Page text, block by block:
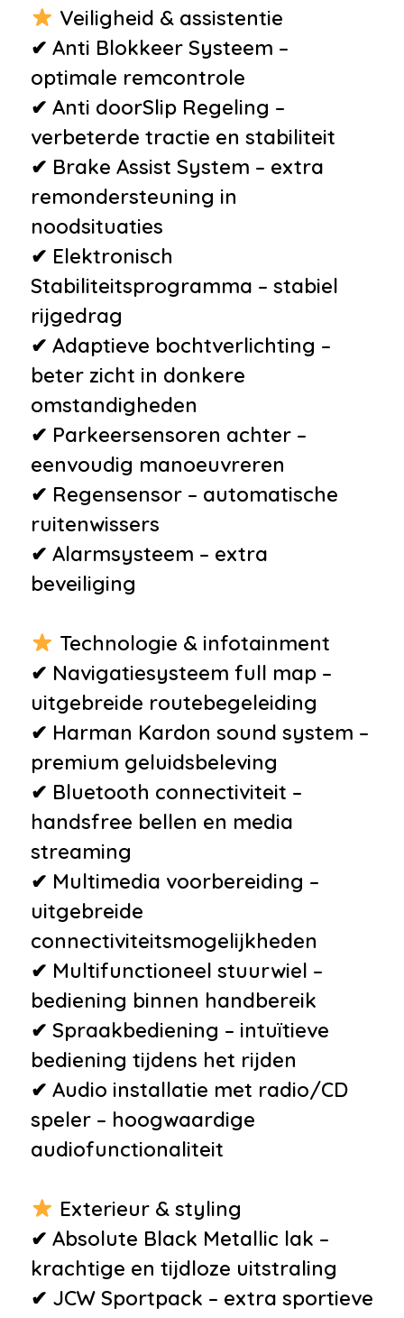
•Wired pakket
•Xenon lampen
•Zithoogte verstelling
passagierszetel
•Bluetooth
•Niet in gerookt
•Sportstoelen inclusief
opbergnetten tegen de
achterzije
•Stuur leder
•Stuur multifunctioneel
•Zomerbanden
Veiligheid & assistentie
✔ Anti Blokkeer Systeem –
optimale remcontrole
✔ Anti doorSlip Regeling –
verbeterde tractie en stabiliteit
✔ Brake Assist System – extra
remondersteuning in
noodsituaties
✔ Elektronisch
Stabiliteitsprogramma – stabiel
rijgedrag
✔ Adaptieve bochtverlichting –
beter zicht in donkere
omstandigheden
✔ Parkeersensoren achter –
eenvoudig manoeuvreren
✔ Regensensor – automatische
ruitenwissers
✔ Alarmsysteem – extra
beveiliging
Technologie & infotainment
✔ Navigatiesysteem full map –
uitgebreide routebegeleiding
✔ Harman Kardon sound system –
premium geluidsbeleving
✔ Bluetooth connectiviteit –
handsfree bellen en media
streaming
✔ Multimedia voorbereiding –
uitgebreide
connectiviteitsmogelijkheden
✔ Multifunctioneel stuurwiel –
bediening binnen handbereik
✔ Spraakbediening – intuïtieve
bediening tijdens het rijden
✔ Audio installatie met radio/CD
speler – hoogwaardige
audiofunctionaliteit
Exterieur & styling
✔ Absolute Black Metallic lak –
krachtige en tijdloze uitstraling
✔ JCW Sportpack – extra sportieve